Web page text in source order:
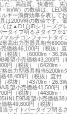
た、高品質、快適性、先
lm/W）の数値は、LED
ギー消費効率を表して
は200V時の数値です。
は▲D1頁iDシリーズグ
ータイプ明るさタイプ※1
マルチコンフォートタイ
高出力型器具相当
価格46,100円（税抜）
税抜）（6000lm・36.3W
希望小売価格43,200円（
円（税抜）（6420lm・
出力型器具相当5200lm
48,400円（税抜）直付
税抜）（4370lm・26.3W
希望小売価格41,500円（
円（税抜）（4430lm・
希望小売価格
格49,800円（税抜）
当ライトバータイプ明る